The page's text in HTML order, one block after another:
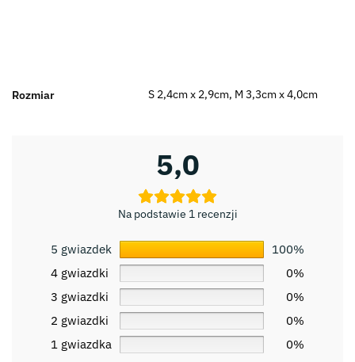
Rozmiar S 2,4cm x 2,9cm, M 3,3cm x 4,0cm
5,0
Na podstawie 1 recenzji
5 gwiazdek
100%
4 gwiazdki
0%
3 gwiazdki
0%
2 gwiazdki
0%
1 gwiazdka
0%